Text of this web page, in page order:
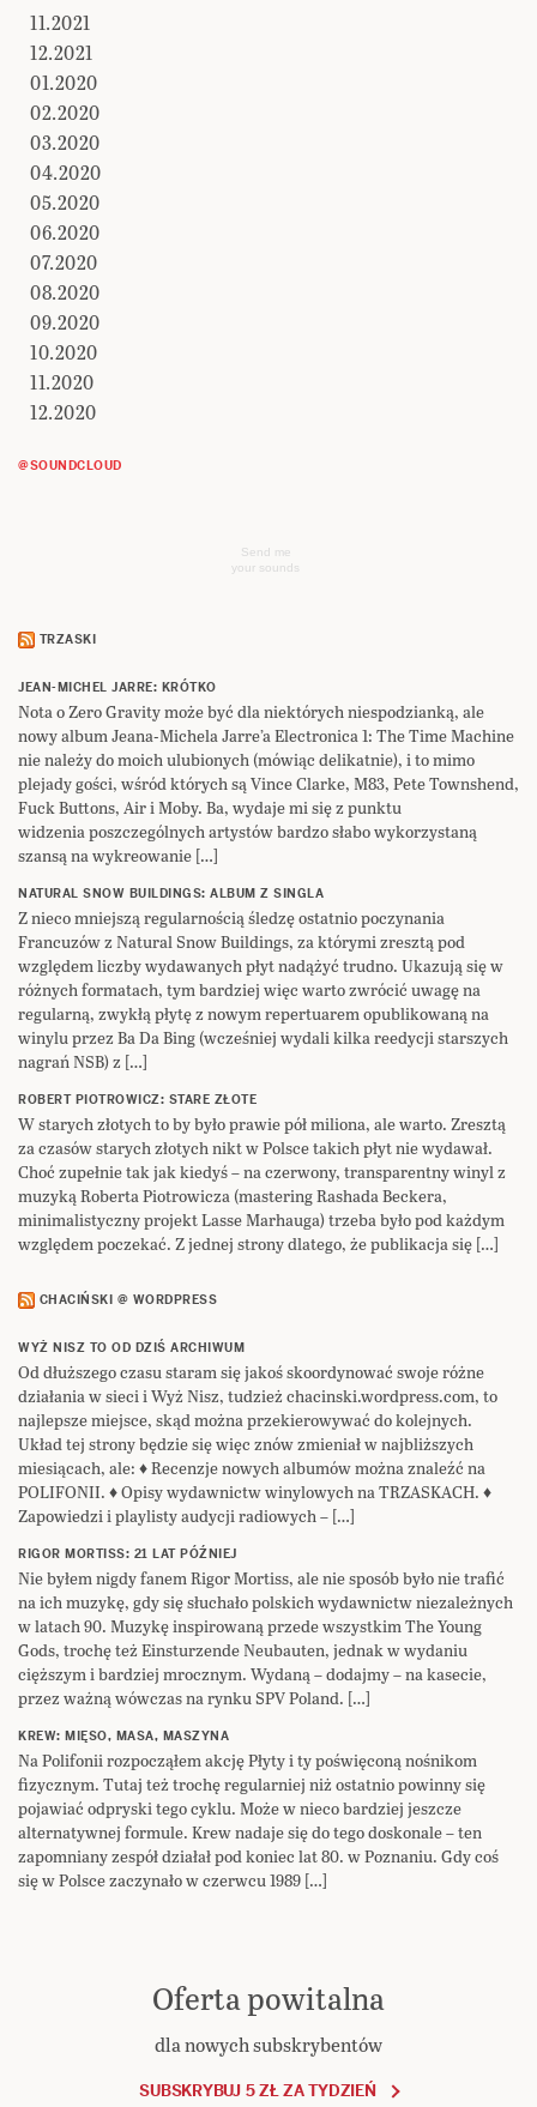
11.2021
12.2021
01.2020
02.2020
03.2020
04.2020
05.2020
06.2020
07.2020
08.2020
09.2020
10.2020
11.2020
12.2020
@SOUNDCLOUD
Send me
your sounds
TRZASKI
JEAN-MICHEL JARRE: KRÓTKO
Nota o Zero Gravity może być dla niektórych niespodzianką, ale
nowy album Jeana-Michela Jarre’a Electronica 1: The Time Machine
nie należy do moich ulubionych (mówiąc delikatnie), i to mimo
plejady gości, wśród których są Vince Clarke, M83, Pete Townshend,
Fuck Buttons, Air i Moby. Ba, wydaje mi się z punktu
widzenia poszczególnych artystów bardzo słabo wykorzystaną
szansą na wykreowanie […]
NATURAL SNOW BUILDINGS: ALBUM Z SINGLA
Z nieco mniejszą regularnością śledzę ostatnio poczynania
Francuzów z Natural Snow Buildings, za którymi zresztą pod
względem liczby wydawanych płyt nadążyć trudno. Ukazują się w
różnych formatach, tym bardziej więc warto zwrócić uwagę na
regularną, zwykłą płytę z nowym repertuarem opublikowaną na
winylu przez Ba Da Bing (wcześniej wydali kilka reedycji starszych
nagrań NSB) z […]
ROBERT PIOTROWICZ: STARE ZŁOTE
W starych złotych to by było prawie pół miliona, ale warto. Zresztą
za czasów starych złotych nikt w Polsce takich płyt nie wydawał.
Choć zupełnie tak jak kiedyś – na czerwony, transparentny winyl z
muzyką Roberta Piotrowicza (mastering Rashada Beckera,
minimalistyczny projekt Lasse Marhauga) trzeba było pod każdym
względem poczekać. Z jednej strony dlatego, że publikacja się […]
CHACIŃSKI @ WORDPRESS
WYŻ NISZ TO OD DZIŚ ARCHIWUM
Od dłuższego czasu staram się jakoś skoordynować swoje różne
działania w sieci i Wyż Nisz, tudzież chacinski.wordpress.com, to
najlepsze miejsce, skąd można przekierowywać do kolejnych.
Układ tej strony będzie się więc znów zmieniał w najbliższych
miesiącach, ale: ♦ Recenzje nowych albumów można znaleźć na
POLIFONII. ♦ Opisy wydawnictw winylowych na TRZASKACH. ♦
Zapowiedzi i playlisty audycji radiowych – […]
RIGOR MORTISS: 21 LAT PÓŹNIEJ
Nie byłem nigdy fanem Rigor Mortiss, ale nie sposób było nie trafić
na ich muzykę, gdy się słuchało polskich wydawnictw niezależnych
w latach 90. Muzykę inspirowaną przede wszystkim The Young
Gods, trochę też Einsturzende Neubauten, jednak w wydaniu
cięższym i bardziej mrocznym. Wydaną – dodajmy – na kasecie,
przez ważną wówczas na rynku SPV Poland. […]
KREW: MIĘSO, MASA, MASZYNA
Na Polifonii rozpocząłem akcję Płyty i ty poświęconą nośnikom
fizycznym. Tutaj też trochę regularniej niż ostatnio powinny się
pojawiać odpryski tego cyklu. Może w nieco bardziej jeszcze
alternatywnej formule. Krew nadaje się do tego doskonale – ten
zapomniany zespół działał pod koniec lat 80. w Poznaniu. Gdy coś
się w Polsce zaczynało w czerwcu 1989 […]
Oferta powitalna
dla nowych subskrybentów
SUBSKRYBUJ 5 ZŁ ZA TYDZIEŃ